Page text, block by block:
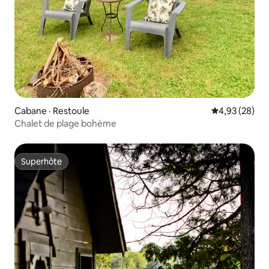
Cabane · Restoule Note
4,93 (28)
Chalet de plage bohème
Superhôte
Superhôte